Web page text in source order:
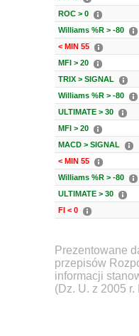
ROC > 0
Williams %R > -80
< MIN 55
MFI > 20
TRIX > SIGNAL
Williams %R > -80
ULTIMATE > 30
MFI > 20
MACD > SIGNAL
< MIN 55
Williams %R > -80
ULTIMATE > 30
FI < 0
Prezentowane
przepisów
informacji
(Dz. U. z 2005